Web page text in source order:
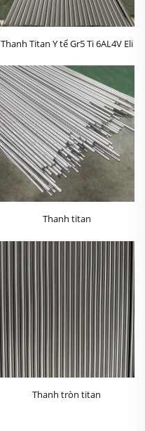
Thanh Titan Y tế Gr5 Ti 6AL4V Eli
Thanh titan
Thanh tròn titan